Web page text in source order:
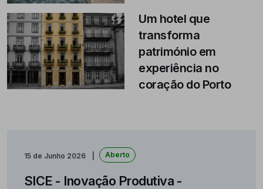
Um hotel que
transforma
património em
experiência no
coração do Porto
15 de Junho 2026 Aberto
SICE - Inovação Produtiva -